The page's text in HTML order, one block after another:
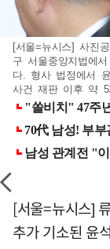
[서울=뉴시스] 사진
구 서울중앙지법에
다. 형사 법정에서
사건 재판 이후 약
[서울=뉴시스]
추가 기소된 윤